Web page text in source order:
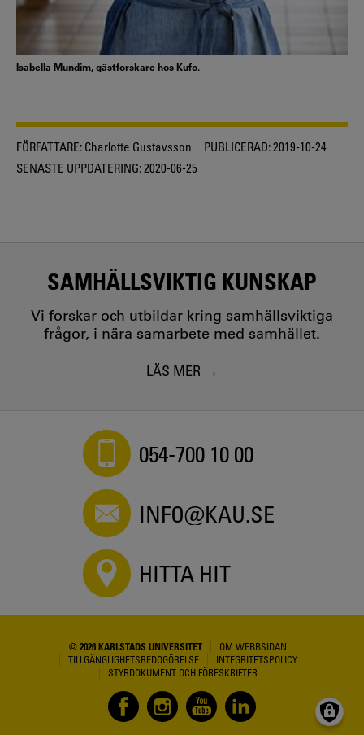
Isabella Mundim, gästforskare hos Kufo.
FÖRFATTARE: Charlotte Gustavsson PUBLICERAD:2019-10-24
SENASTE UPPDATERING:2020-06-25
SAMHÄLLSVIKTIG KUNSKAP
Vi forskar och utbildar kring samhällsviktiga
frågor, i nära samarbete med samhället.
LÄS MER
054-700 10 00
INFO@KAU.SE
HITTA HIT
© 2026 KARLSTADS UNIVERSITET
OM WEBBSIDAN
TILLGÄNGLIGHETSREDOGÖRELSE
INTEGRITETSPOLICY
STYRDOKUMENT OCH FÖRESKRIFTER